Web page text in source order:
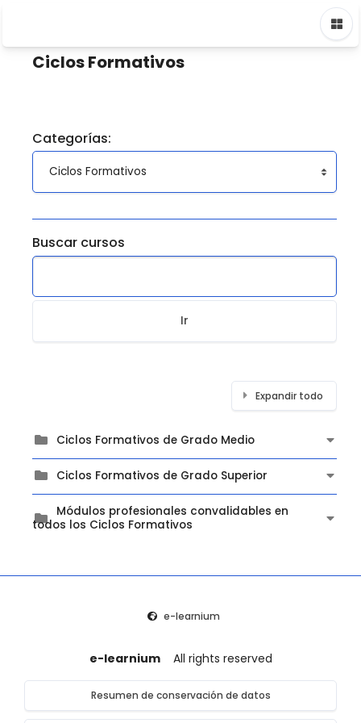
Ciclos Formativos
Categorías:
Buscar cursos
Ir
Expandir todo
Ciclos Formativos de Grado Medio
Ciclos Formativos de Grado Superior
Módulos profesionales convalidables en
todos los Ciclos Formativos
e-learnium
e-learnium All rights reserved
Resumen de conservación de datos